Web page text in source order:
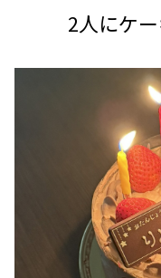
2人にケ